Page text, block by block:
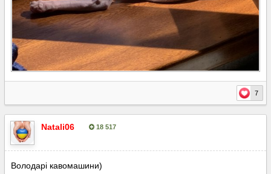
7
Natali06 18 517
Володарі кавомашини)